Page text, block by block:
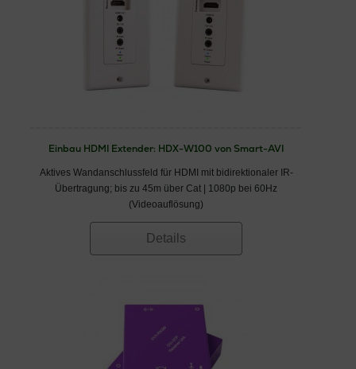
Einbau HDMI Extender: HDX-W100 von Smart-AVI
Aktives Wandanschlussfeld für HDMI mit bidirektionaler IR-
Übertragung; bis zu 45m über Cat | 1080p bei 60Hz
(Videoauflösung)
Details